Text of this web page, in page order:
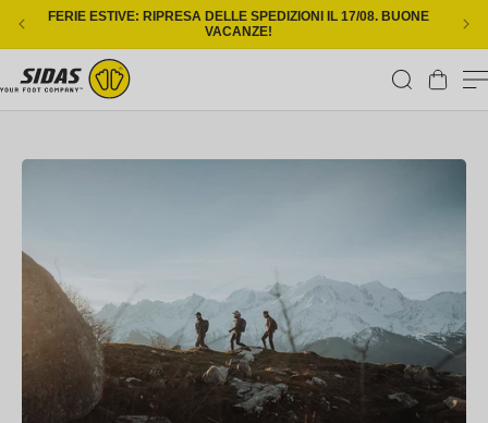
Vai direttamente ai contenuti
FERIE ESTIVE: RIPRESA DELLE SPEDIZIONI IL 17/08. BUONE
VACANZE!
Carrello